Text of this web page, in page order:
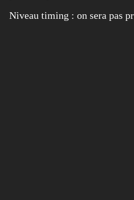
Niveau timing : on sera pas